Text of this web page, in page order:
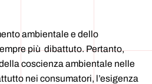
ambientale e dello
più dibattuto. Pertanto,
coscienza ambientale nelle
nei consumatori, l’esigenza